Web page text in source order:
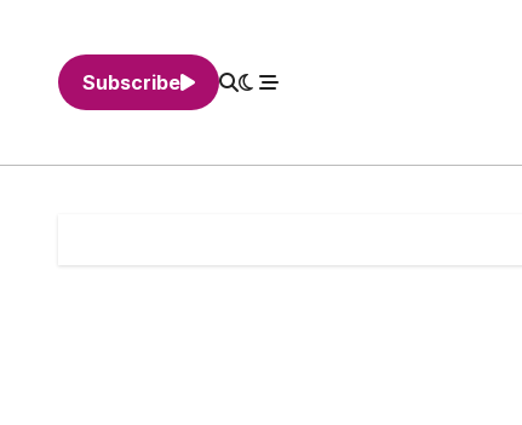
Subscribe